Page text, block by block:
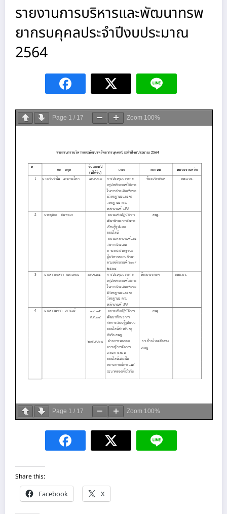
รายงานการบริหารและพัฒนาทรพ
ยากรบคุคลประจําปีงบประมาณ
2564
Page 1 / 17 Zoom 100%
Page 1 / 17 Zoom 100%
Share this:
Facebook
X